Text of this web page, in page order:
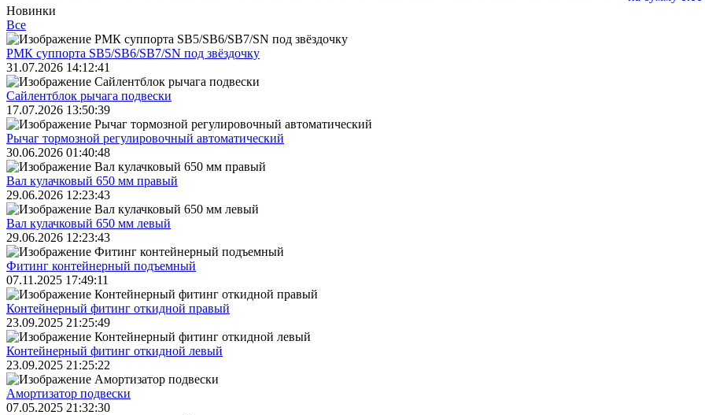
Новинки
Все
РМК суппорта SB5/SB6/SB7/SN под звёздочку
31.07.2026 14:12:41
Сайлентблок рычага подвески
17.07.2026 13:50:39
Рычаг тормозной регулировочный автоматический
30.06.2026 01:40:48
Вал кулачковый 650 мм правый
29.06.2026 12:23:43
Вал кулачковый 650 мм левый
29.06.2026 12:23:43
Фитинг контейнерный подъемный
07.11.2025 17:49:11
Контейнерный фитинг откидной правый
23.09.2025 21:25:49
Контейнерный фитинг откидной левый
23.09.2025 21:25:22
Амортизатор подвески
07.05.2025 21:32:30